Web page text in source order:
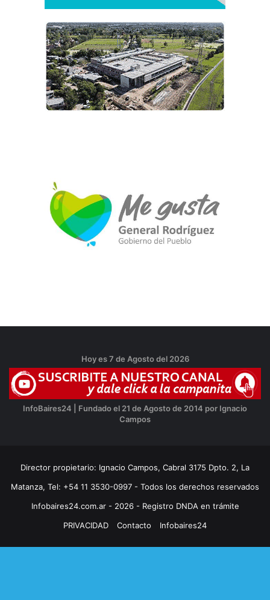
Hoy es 7 de Agosto del 2026
InfoBaires24 | Fundado el 21 de Agosto de 2014 por Ignacio
Campos
Director propietario: Ignacio Campos, Cabral 3175 Dpto. 2, La
Matanza, Tel: +54 11 3530-0997 - Todos los derechos reservados
Infobaires24.com.ar - 2026 - Registro DNDA en trámite
PRIVACIDAD
Contacto Infobaires24